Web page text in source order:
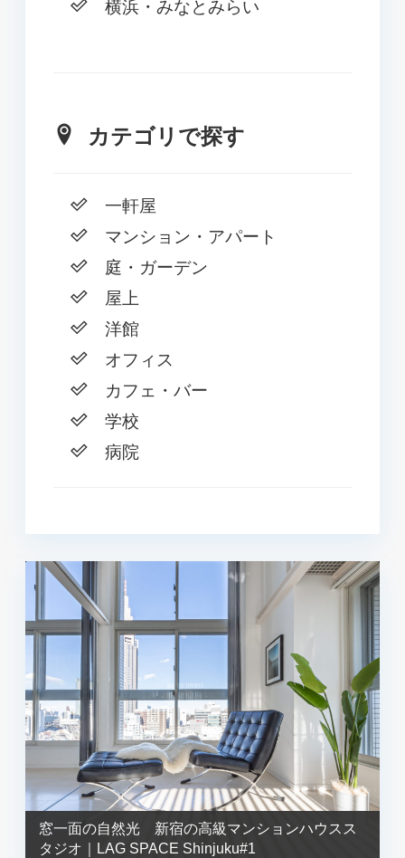
横浜・みなとみらい
カテゴリで探す
一軒屋
マンション・アパート
庭・ガーデン
屋上
洋館
オフィス
カフェ・バー
学校
病院
窓一面の自然光 新宿の高級マンションハウスス
タジオ｜LAG SPACE Shinjuku#1